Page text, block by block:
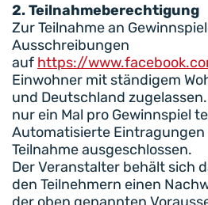
2. Teilnahmeberechtigung
Zur Teilnahme an
Ausschreibungen
auf https://
Einwohner mit ständigem
und Deutschland
nur ein Mal pro Gewinnspiel
Automatisierte
Teilnahme ausgeschlossen.
Der Veranstalter behält sich
den Teilnehmern einen
der oben genannten